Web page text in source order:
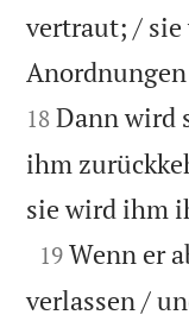
vertraut; /
18 Dann wird
ihm
sie wird ihm

19 Wenn er
verlassen /